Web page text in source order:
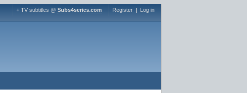
+ TV subtitles @ Subs4series.com Register | Log in